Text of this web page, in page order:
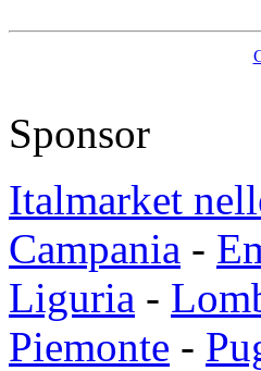
Sponsor
Italmarket
Campania -
Liguria -
Piemonte -